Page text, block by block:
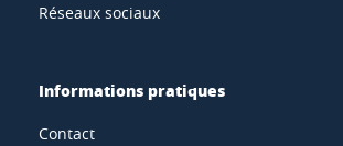
Réseaux sociaux
Informations pratiques
Contact